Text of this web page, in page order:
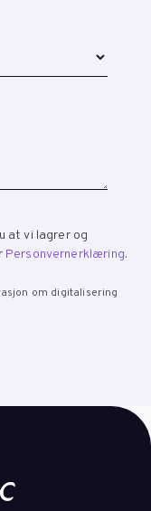
at vi lagrer og
Personvernerklæring.
om digitalisering